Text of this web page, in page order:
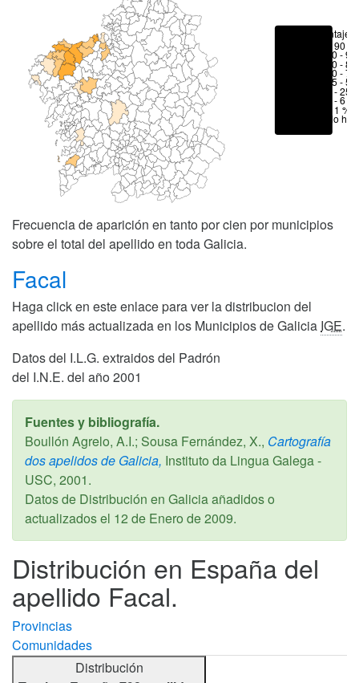
Porcentajes
> 90 %
80 -
70 -
50 -
25 -
6 - 25
1 - 6 %
< 1 %
No hay
Frecuencia de aparición en tanto por cien por municipios
sobre el total del apellido en toda Galicia.
Facal
Haga click en este enlace para ver la distribucion del
apellido más actualizada en los Municipios de Galicia IGE.
Datos del I.L.G. extraidos del Padrón
del I.N.E. del año 2001
Fuentes y bibliografía.
Boullón Agrelo, A.I.; Sousa Fernández, X., Cartografía
dos apelidos de Galicia, Instituto da Lingua Galega -
USC, 2001.
Datos de Distribución en Galicia añadidos o
actualizados el 12 de Enero de 2009.
Distribución en España del
apellido Facal.
Provincias
Comunidades
Distribución